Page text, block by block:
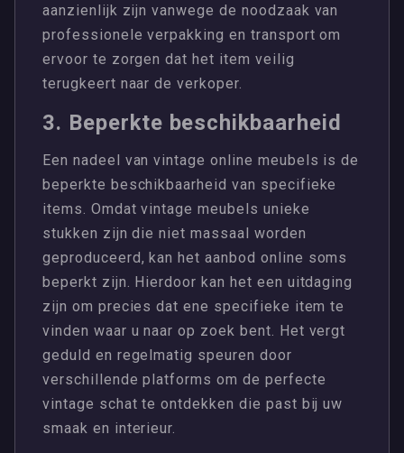
aanzienlijk zijn vanwege de noodzaak van
professionele verpakking en transport om
ervoor te zorgen dat het item veilig
terugkeert naar de verkoper.
3. Beperkte beschikbaarheid
Een nadeel van vintage online meubels is de
beperkte beschikbaarheid van specifieke
items. Omdat vintage meubels unieke
stukken zijn die niet massaal worden
geproduceerd, kan het aanbod online soms
beperkt zijn. Hierdoor kan het een uitdaging
zijn om precies dat ene specifieke item te
vinden waar u naar op zoek bent. Het vergt
geduld en regelmatig speuren door
verschillende platforms om de perfecte
vintage schat te ontdekken die past bij uw
smaak en interieur.